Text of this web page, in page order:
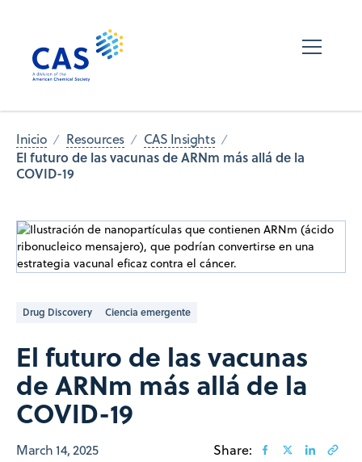
Inicio Resources CAS Insights
El futuro de las vacunas de ARNm más allá de la
COVID-19
Drug Discovery Ciencia emergente
El futuro de las vacunas
de ARNm más allá de la
COVID-19
March 14, 2025 Share: